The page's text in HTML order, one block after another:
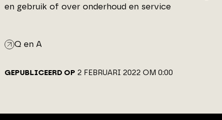
en gebruik of over onderhoud en service
Q en A
GEPUBLICEERD OP 2 FEBRUARI 2022 OM 0:00